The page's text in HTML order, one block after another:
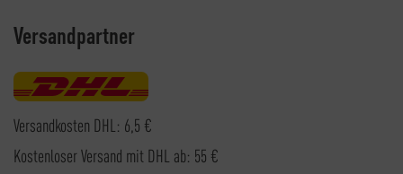
Versandpartner
Versandkosten DHL: 6,5 €
Kostenloser Versand mit DHL ab: 55 €